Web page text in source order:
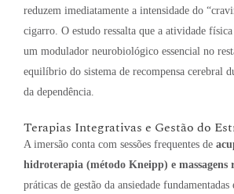
reduzem imediatamente a intensidade do
cigarro. O estudo ressalta que a atividade
um modulador neurobiológico essencial no
equilíbrio do sistema de recompensa cerebral
da dependência.
Terapias Integrativas e Gestão do
A imersão conta com sessões frequentes de
hidroterapia (método Kneipp) e massagens
práticas de gestão da ansiedade fundamentadas